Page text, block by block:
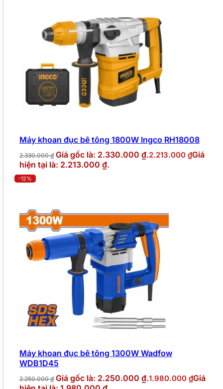
Máy khoan đục bê tông 1800W Ingco RH18008
2.330.000₫ Giá gốc là: 2.330.000 ₫.2.213.000 ₫Giá
hiện tại là: 2.213.000 ₫.
-12%
Máy khoan đục bê tông 1300W Wadfow
WDB1D45
2.250.000₫ Giá gốc là: 2.250.000 ₫.1.980.000 ₫Giá